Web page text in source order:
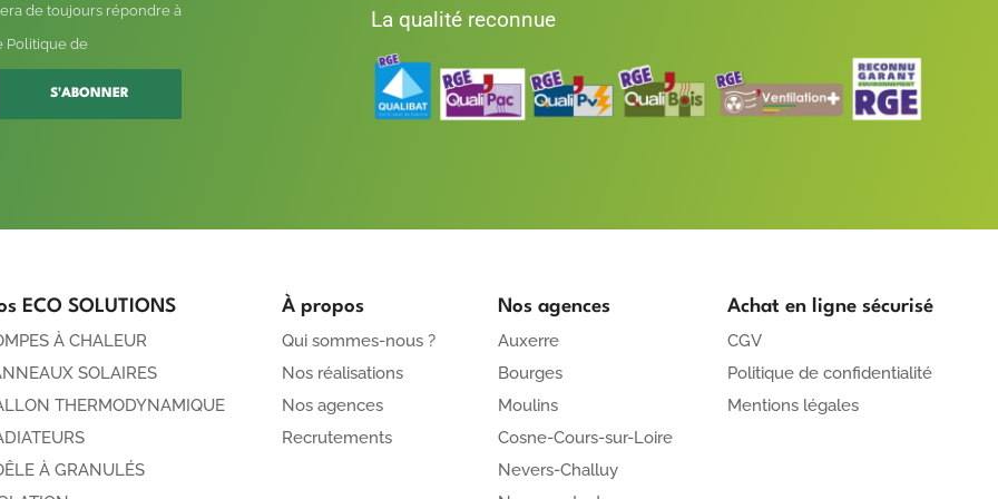
de toujours répondre à
Politique de
S'ABONNER
La qualité reconnue
ECO SOLUTIONS
À CHALEUR
SOLAIRES
THERMODYNAMIQUE
À GRANULÉS
À propos
Qui sommes-nous ?
Nos réalisations
Nos agences
Recrutements
Nos agences
Auxerre
Bourges
Moulins
Cosne-Cours-sur-Loire
Nevers-Challuy
Achat en ligne sécurisé
CGV
Politique de confidentialité
Mentions légales